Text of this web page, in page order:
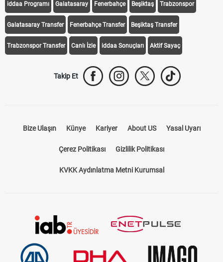
iddaa Programı Galatasaray Fenerbahçe Beşiktaş Trabzonspor
Galatasaray Transfer Fenerbahçe Transfer Beşiktaş Transfer
Trabzonspor Transfer Canlı İzle iddaa Sonuçları Aktif Sayaç
Takip Et
Bize Ulaşın Künye Kariyer About US Yasal Uyarı
Çerez Politikası Gizlilik Politikası
KVKK Aydınlatma Metni Kurumsal